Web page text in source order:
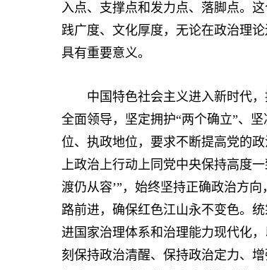
入点、支撑点和发力点、落脚点。
践广度、文化厚度，无论在政治理
具有重要意义。
中国特色社会主义进入新时代，
全面领导，坚定拥护“两个确立”、
位、执政地位，要求不断提高党的
上政治上行动上同党中央保持高度
渡仍从容’”，始终坚持正确政治方
路前进，确保红色江山永不变色。
进国家治理体系和治理能力现代化
刻保持政治清醒、保持政治定力、